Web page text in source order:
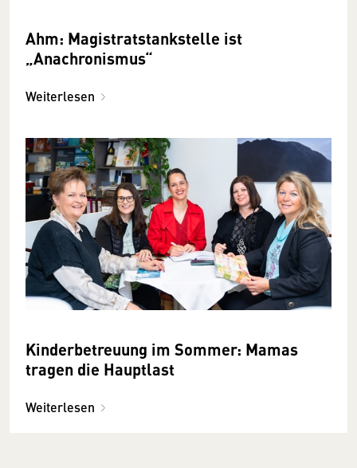
Ahm: Magistratstankstelle ist
„Anachronismus“
Weiterlesen
Kinderbetreuung im Sommer: Mamas
tragen die Hauptlast
Weiterlesen